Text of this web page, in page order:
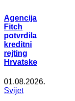
Agencija
Fitch
potvrdila
kreditni
rejting
Hrvatske
01.08.2026.
Svijet